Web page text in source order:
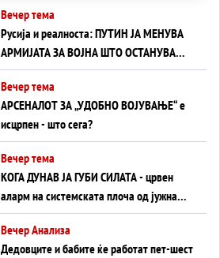
Вечер тема
Русија и реалноста: ПУТИН ЈА МЕНУВА
АРМИЈАТА ЗА ВОЈНА ШТО ОСТАНУВА
БЕЗ ФРОНТ
Вечер тема
АРСЕНАЛОТ ЗА „УДОБНО ВОЈУВАЊЕ“ е
исцрпен - што сега?
Вечер тема
КОГА ДУНАВ ЈА ГУБИ СИЛАТА - црвен
аларм на системската плоча од јужна
Германија до Црното Море...
Вечер Анализа
Дедовците и бабите ќе работат пет-шест